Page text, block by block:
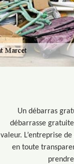
Un débarras
débarrasse
valeur. L’entreprise
en toute